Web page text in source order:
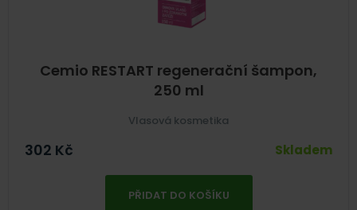
Cemio RESTART regenerační šampon,
250 ml
Vlasová kosmetika
302 Kč Skladem
PŘIDAT DO KOŠÍKU